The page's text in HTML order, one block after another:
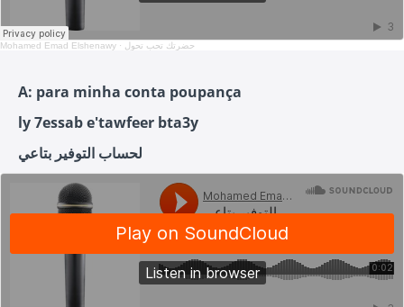
Mohamed Emad Elshenawy · حضرتك تحب تحول
A: para minha conta poupança
ly 7essab e'tawfeer bta3y
لحساب التوفير بتاعي